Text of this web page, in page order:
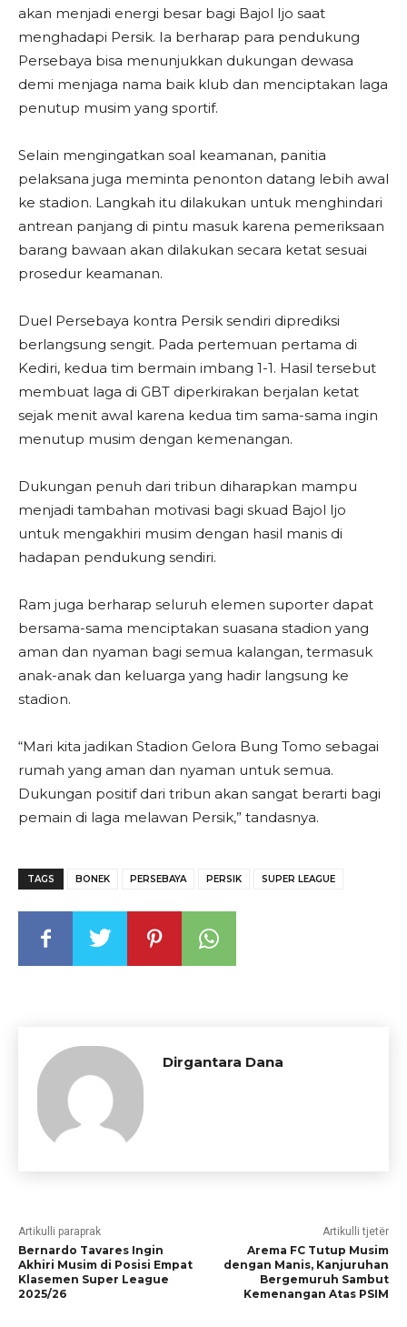
akan menjadi energi besar bagi Bajol Ijo saat
menghadapi Persik. Ia berharap para pendukung
Persebaya bisa menunjukkan dukungan dewasa
demi menjaga nama baik klub dan menciptakan laga
penutup musim yang sportif.
Selain mengingatkan soal keamanan, panitia
pelaksana juga meminta penonton datang lebih awal
ke stadion. Langkah itu dilakukan untuk menghindari
antrean panjang di pintu masuk karena pemeriksaan
barang bawaan akan dilakukan secara ketat sesuai
prosedur keamanan.
Duel Persebaya kontra Persik sendiri diprediksi
berlangsung sengit. Pada pertemuan pertama di
Kediri, kedua tim bermain imbang 1-1. Hasil tersebut
membuat laga di GBT diperkirakan berjalan ketat
sejak menit awal karena kedua tim sama-sama ingin
menutup musim dengan kemenangan.
Dukungan penuh dari tribun diharapkan mampu
menjadi tambahan motivasi bagi skuad Bajol Ijo
untuk mengakhiri musim dengan hasil manis di
hadapan pendukung sendiri.
Ram juga berharap seluruh elemen suporter dapat
bersama-sama menciptakan suasana stadion yang
aman dan nyaman bagi semua kalangan, termasuk
anak-anak dan keluarga yang hadir langsung ke
stadion.
“Mari kita jadikan Stadion Gelora Bung Tomo sebagai
rumah yang aman dan nyaman untuk semua.
Dukungan positif dari tribun akan sangat berarti bagi
pemain di laga melawan Persik,” tandasnya.
TAGS BONEK PERSEBAYA PERSIK SUPER LEAGUE
Dirgantara Dana
Artikulli paraprak
Bernardo Tavares Ingin
Akhiri Musim di Posisi Empat
Klasemen Super League
2025/26
Artikulli tjetër
Arema FC Tutup Musim
dengan Manis, Kanjuruhan
Bergemuruh Sambut
Kemenangan Atas PSIM